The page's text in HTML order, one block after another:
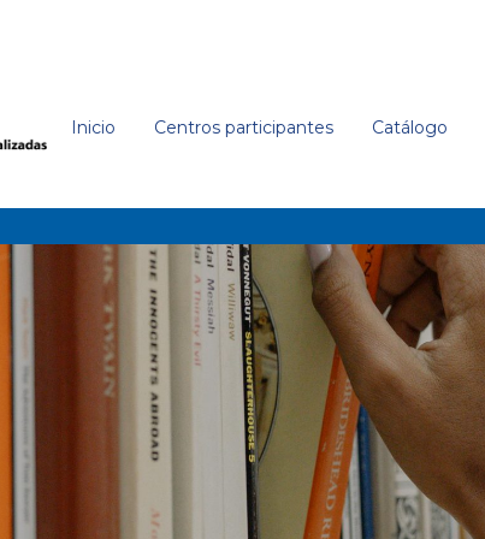
Inicio Centros participantes Catálogo